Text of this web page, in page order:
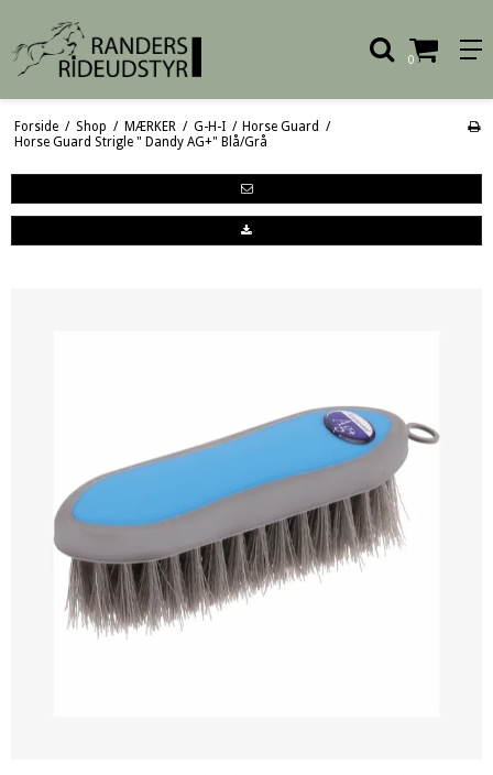
0
Forside / Shop / MÆRKER / G-H-I / Horse Guard
/
Horse Guard Strigle " Dandy AG+" Blå/Grå